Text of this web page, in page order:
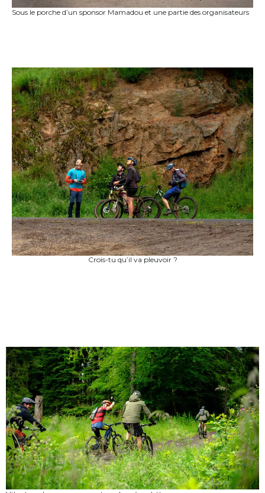
Sous le porche d’un sponsor Mamadou et une partie des organisateurs
Crois-tu qu’il va pleuvoir ?